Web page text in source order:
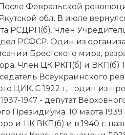
Февральской
обл. В июле
РСДРП(б). Член
дел РСФСР. Один из
Брестского мира,
Член ЦК РКП(б) и ВКП(б)
Всеукраинского
ЦИК. С 1922 г. - один из
1947 - депутат
Президиума. 10 марта
и ЦК ВКП(б) и в 1940 г.